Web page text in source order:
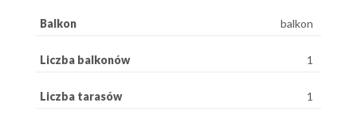
Balkon balkon
Liczba balkonów 1
Liczba tarasów 1